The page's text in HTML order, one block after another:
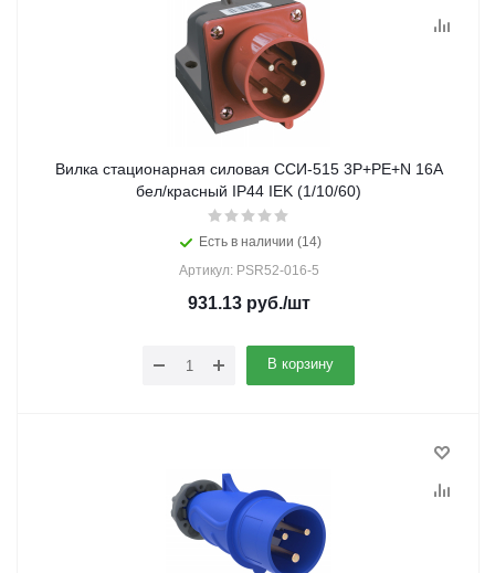
Вилка стационарная силовая ССИ-515 3Р+РЕ+N 16А
бел/красный IP44 IEK (1/10/60)
Есть в наличии (14)
Артикул: PSR52-016-5
931.13руб./шт
В корзину